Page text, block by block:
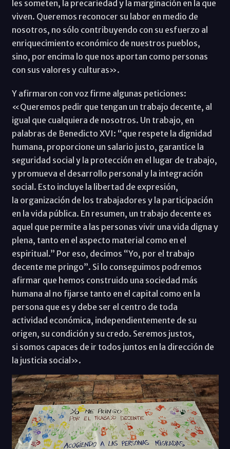
les someten, la precariedad y la marginación en la que
viven. Queremos reconocer su labor en medio de
nosotros, no sólo contribuyendo con su esfuerzo al
enriquecimiento económico de nuestros pueblos,
sino, por encima lo que nos aportan como personas
con sus valores y culturas».
Y afirmaron con voz firme algunas peticiones:
«Queremos pedir que tengan un trabajo decente, al
igual que cualquiera de nosotros. Un trabajo, en
palabras de Benedicto XVI: “que respete la dignidad
humana, proporcione un salario justo, garantice la
seguridad social y la protección en el lugar de trabajo,
y promueva el desarrollo personal y la integración
social. Esto incluye la libertad de expresión,
la organización de los trabajadores y la participación
en la vida pública. En resumen, un trabajo decente es
aquel que permite a las personas vivir una vida digna y
plena, tanto en el aspecto material como en el
espiritual.” Por eso, decimos “Yo, por el trabajo
decente me pringo”. Si lo conseguimos podremos
afirmar que hemos construido una sociedad más
humana al no fijarse tanto en el capital como en la
persona que es y debe ser el centro de toda
actividad económica, independientemente de su
origen, su condición y su credo. Seremos justos,
si somos capaces de ir todos juntos en la dirección de
la justicia social».